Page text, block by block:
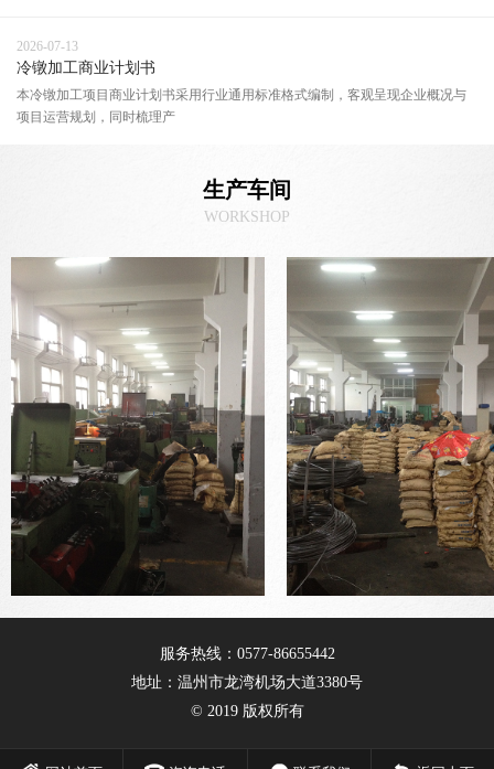
2026-07-13
冷镦加工商业计划书
本冷镦加工项目商业计划书采用行业通用标准格式编制，客观呈现企业概况与
项目运营规划，同时梳理产
生产车间
WORKSHOP
服务热线：0577-86655442
地址：温州市龙湾机场大道3380号
© 2019 版权所有